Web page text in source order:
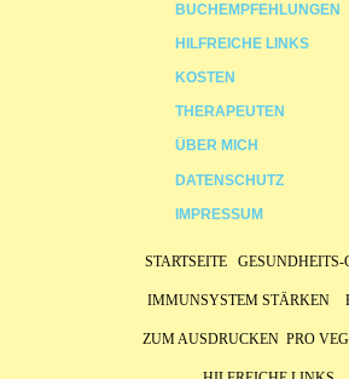
BUCHEMPFEHLUNGEN
HILFREICHE LINKS
KOSTEN
THERAPEUTEN
ÜBER MICH
DATENSCHUTZ
IMPRESSUM
STARTSEITE GESUNDHEITS-
IMMUNSYSTEM STÄRKEN
ZUM AUSDRUCKEN PRO